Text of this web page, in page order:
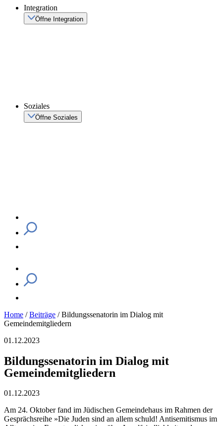
Integration
Öffne Integration
Soziales
Öffne Soziales
Home /Beiträge /Bildungssenatorin im Dialog mit
Gemeindemitgliedern
01.12.2023
Bildungssenatorin im Dialog mit
Gemeindemitgliedern
01.12.2023
Am 24. Oktober fand im Jüdischen Gemeindehaus im Rahmen der
Gesprächsreihe »Die Juden sind an allem schuld! Antisemitismus im